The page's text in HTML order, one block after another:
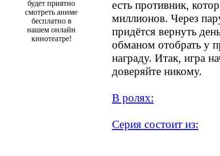
будет приятно
смотреть аниме
бесплатно в
нашем онлайн
кинотеатре!
есть противник,
миллионов. Через
придётся вернуть
обманом отобрать у
награду. Итак, игра
доверяйте никому.
В ролях:
Серия состоит из: